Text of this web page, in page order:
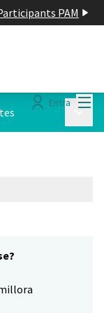
PAM
Entra